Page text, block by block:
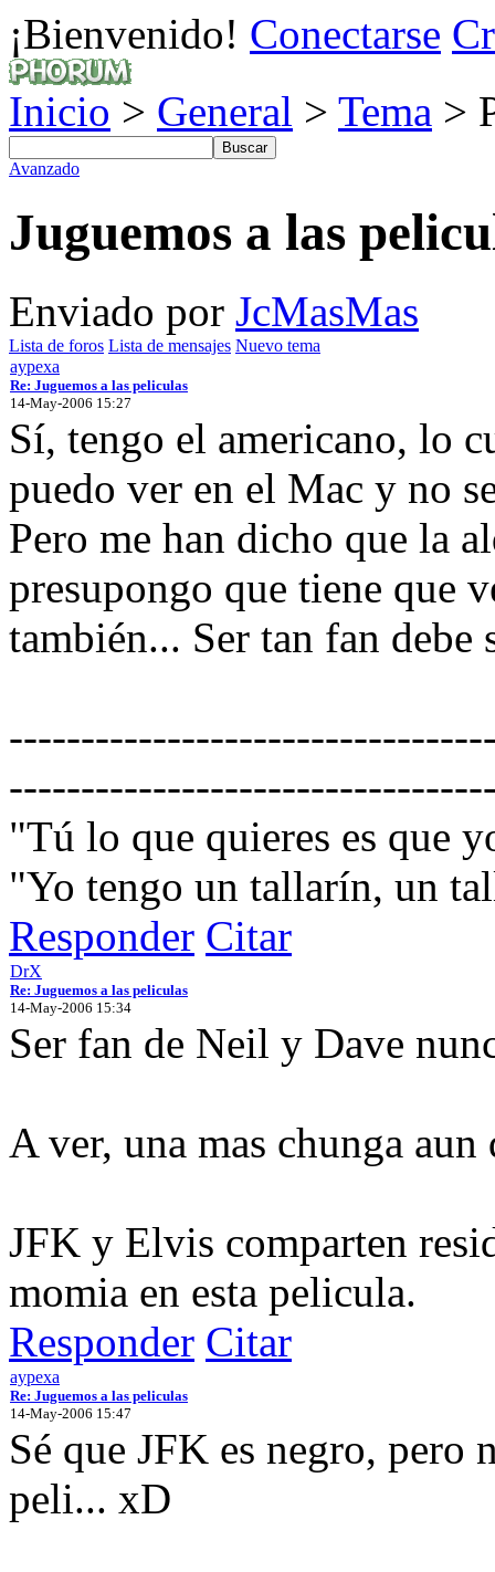
¡Bienvenido! Conectarse
Inicio > General > Tema >
Avanzado
Juguemos a las
Enviado por JcMasMas
Lista de foros Lista de mensajes Nuevo tema
aypexa
Re: Juguemos a las peliculas
14-May-2006 15:27
Sí, tengo el americano, lo
puedo ver en el Mac y no
Pero me han dicho que la
presupongo que tiene que
también... Ser tan fan debe
"Tú lo que quieres es que
"Yo tengo un tallarín, un
Responder Citar
DrX
Re: Juguemos a las peliculas
14-May-2006 15:34
Ser fan de Neil y Dave
A ver, una mas chunga
JFK y Elvis comparten
momia en esta pelicula.
Responder Citar
aypexa
Re: Juguemos a las peliculas
14-May-2006 15:47
Sé que JFK es negro, pero
peli... xD